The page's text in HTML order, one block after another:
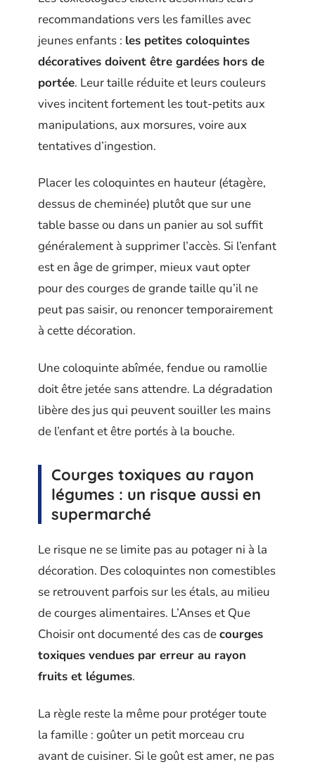
recommandations vers les familles avec
jeunes enfants : les petites coloquintes
décoratives doivent être gardées hors de
portée. Leur taille réduite et leurs couleurs
vives incitent fortement les tout-petits aux
manipulations, aux morsures, voire aux
tentatives d’ingestion.
Placer les coloquintes en hauteur (étagère,
dessus de cheminée) plutôt que sur une
table basse ou dans un panier au sol suffit
généralement à supprimer l’accès. Si l’enfant
est en âge de grimper, mieux vaut opter
pour des courges de grande taille qu’il ne
peut pas saisir, ou renoncer temporairement
à cette décoration.
Une coloquinte abîmée, fendue ou ramollie
doit être jetée sans attendre. La dégradation
libère des jus qui peuvent souiller les mains
de l’enfant et être portés à la bouche.
Courges toxiques au rayon
légumes : un risque aussi en
supermarché
Le risque ne se limite pas au potager ni à la
décoration. Des coloquintes non comestibles
se retrouvent parfois sur les étals, au milieu
de courges alimentaires. L’Anses et Que
Choisir ont documenté des cas decourges
toxiques vendues par erreur au rayon
fruits et légumes.
La règle reste la même pour protéger toute
la famille : goûter un petit morceau cru
avant de cuisiner. Si le goût est amer, ne pas